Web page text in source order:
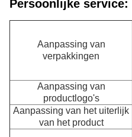
Persoonlijke service:
Aanpassing van
verpakkingen
Aanpassing van
productlogo's
Aanpassing van het uiterlijk
van het product